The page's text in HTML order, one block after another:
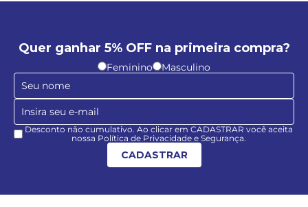
Quer ganhar 5% OFF na primeira compra?
Feminino Masculino
Desconto não cumulativo. Ao clicar em CADASTRAR você aceita
nossa Política de Privacidade e Segurança.
CADASTRAR